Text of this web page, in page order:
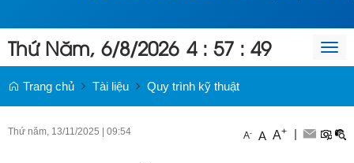
Thứ Năm, 6/8/2026 4 : 57 : 49
Trang chủ Tài liệu Quy trình kỹ thuật
Thứ năm, 13/11/2025 09:54 A- A A+ |